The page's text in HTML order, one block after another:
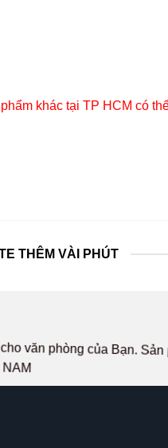
khác tại TP HCM có
THÊM VÀI PHÚT
văn phòng của Bạn.